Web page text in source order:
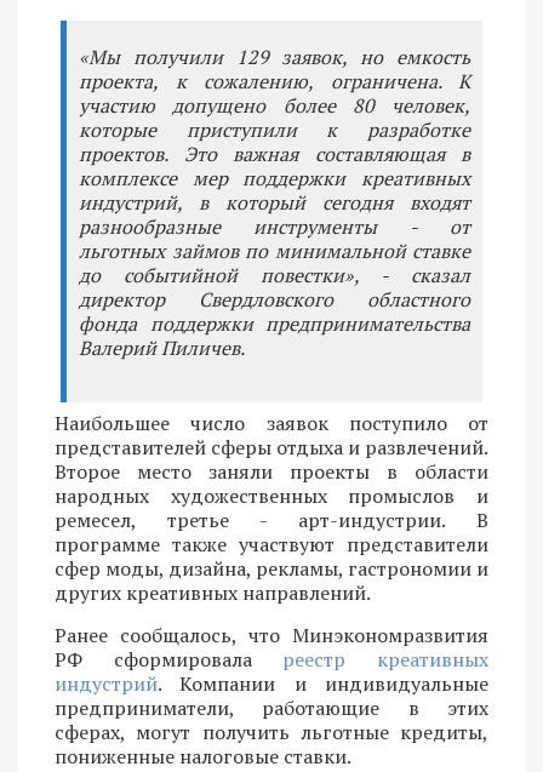
«Мы получили 129 заявок, но емкость
проекта, к сожалению, ограничена. К
участию допущено более 80 человек,
которые приступили к разработке
проектов. Это важная составляющая в
комплексе мер поддержки креативных
индустрий, в который сегодня входят
разнообразные инструменты - от
льготных займов по минимальной ставке
до событийной повестки», - сказал
директор Свердловского областного
фонда поддержки предпринимательства
Валерий Пиличев.
Наибольшее число заявок поступило от
представителей сферы отдыха и развлечений.
Второе место заняли проекты в области
народных художественных промыслов и
ремесел, третье - арт-индустрии. В
программе также участвуют представители
сфер моды, дизайна, рекламы, гастрономии и
других креативных направлений.
Ранее сообщалось, что Минэкономразвития
РФ сформировала реестр креативных
индустрий. Компании и индивидуальные
предприниматели, работающие в этих
сферах, могут получить льготные кредиты,
пониженные налоговые ставки.